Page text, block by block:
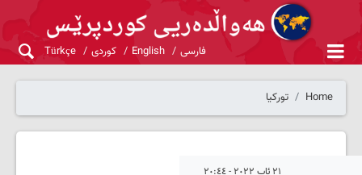
فارسی English کوردی Türkçe
Home تورکیا
٢١ ئاب ٢٠٢٢ - ٢٠:٤٤